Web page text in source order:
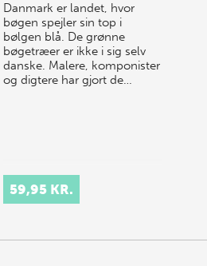
Danmark er landet, hvor
bøgen spejler sin top i
bølgen blå. De grønne
bøgetræer er ikke i sig selv
danske. Malere, komponister
og digtere har gjort de…
59,95 KR.